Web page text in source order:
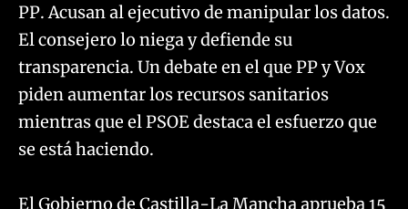
PP. Acusan al ejecutivo de manipular los datos.
El consejero lo niega y defiende su
transparencia. Un debate en el que PP y Vox
piden aumentar los recursos sanitarios
mientras que el PSOE destaca el esfuerzo que
se está haciendo.
El Gobierno de Castilla-La Mancha aprueba 15